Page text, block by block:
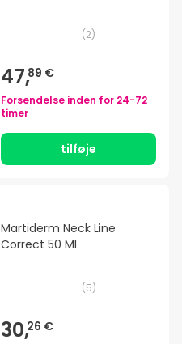
(2)
47,89 €
Forsendelse inden for 24-72
timer
tilføje
Martiderm Neck Line
Correct 50 Ml
(5)
30,26 €